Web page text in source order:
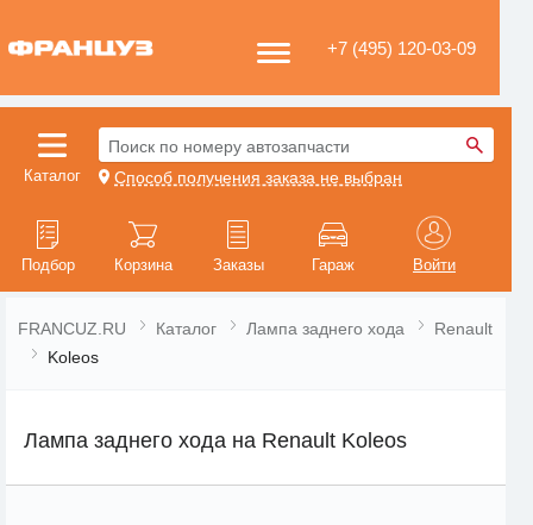
+7 (495) 120-03-09
Каталог
Поиск по номеру автозапчасти
Способ получения заказа не выбран
Подбор Корзина Заказы Гараж Войти
FRANCUZ.RU Каталог Лампа заднего хода
Renault
Koleos
Лампа заднего хода на Renault Koleos